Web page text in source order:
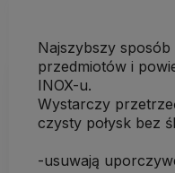
Najszybszy
przedmiotów i
INOX-u.
Wystarczy
czysty połysk bez
-usuwają